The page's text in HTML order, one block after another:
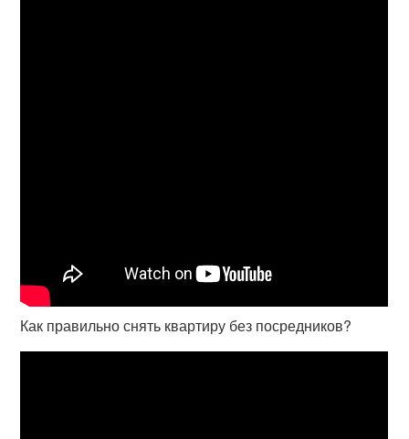
Как правильно снять квартиру без посредников?